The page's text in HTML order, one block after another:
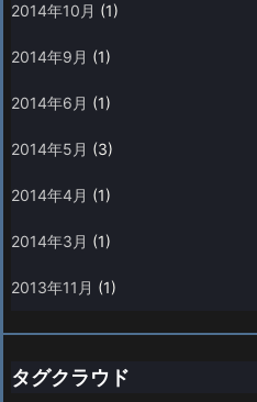
2014年10月 (1)
2014年9月 (1)
2014年6月 (1)
2014年5月 (3)
2014年4月 (1)
2014年3月 (1)
2013年11月 (1)
タグクラウド